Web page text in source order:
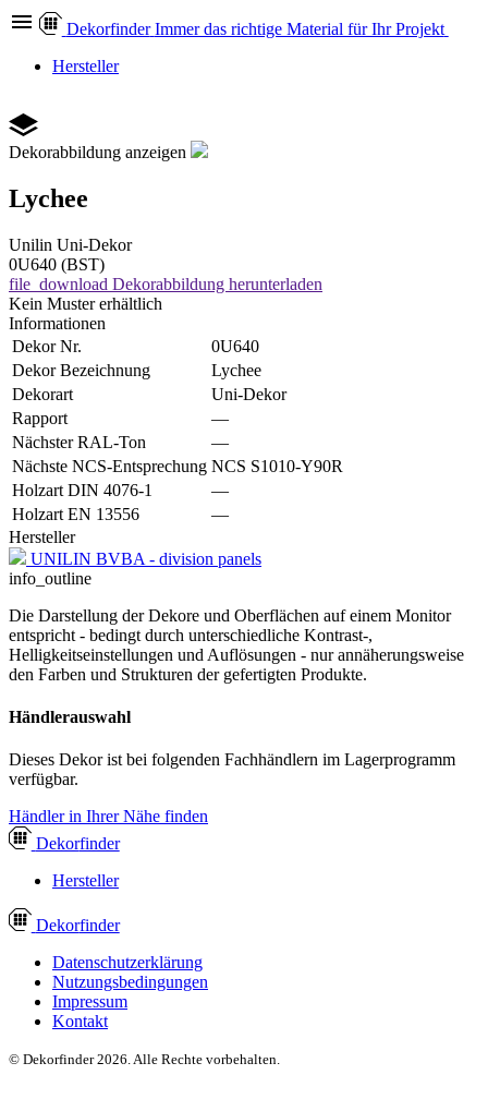
Dekorfinder Immer das richtige Material für Ihr Projekt
Hersteller
Dekorabbildung anzeigen
Lychee
Unilin Uni-Dekor
0U640 (BST)
file_download Dekorabbildung herunterladen
Kein Muster erhältlich
Informationen
Dekor Nr.
0U640
Dekor Bezeichnung
Lychee
Dekorart
Uni-Dekor
Rapport
—
Nächster RAL-Ton
—
Nächste NCS-Entsprechung NCS S1010-Y90R
Holzart DIN 4076-1
—
Holzart EN 13556
—
Hersteller
UNILIN BVBA - division panels
info_outline
Die Darstellung der Dekore und Oberflächen auf einem Monitor
entspricht - bedingt durch unterschiedliche Kontrast-,
Helligkeitseinstellungen und Auflösungen - nur annäherungsweise
den Farben und Strukturen der gefertigten Produkte.
Händlerauswahl
Dieses Dekor ist bei folgenden Fachhändlern im Lagerprogramm
verfügbar.
Händler in Ihrer Nähe finden
Dekorfinder
Hersteller
Dekorfinder
Datenschutzerklärung
Nutzungsbedingungen
Impressum
Kontakt
© Dekorfinder 2026. Alle Rechte vorbehalten.